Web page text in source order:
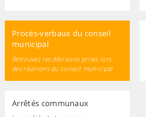
Procès-verbaux du conseil
municipal
Retrouvez les décisions prises lors
des réunions du conseil municipal
Arrêtés communaux